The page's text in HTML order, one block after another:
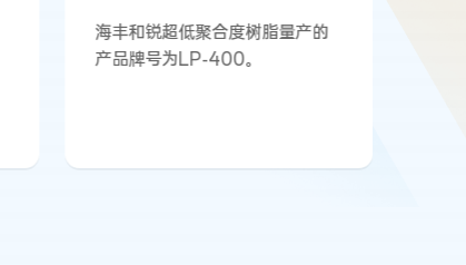
海丰和锐超低聚合度树脂量产的
产品牌号为LP-400。